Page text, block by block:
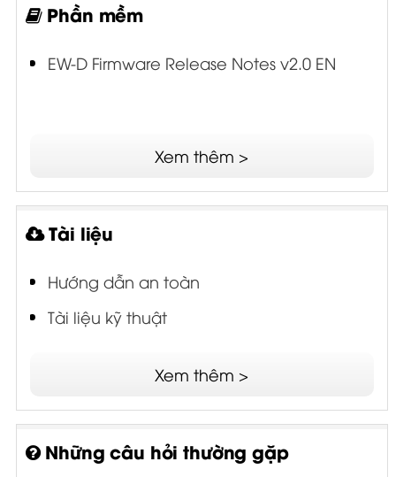
Phần mềm
EW-D Firmware Release Notes v2.0 EN
Xem thêm >
Tài liệu
Hướng dẫn an toàn
Tài liệu kỹ thuật
Xem thêm >
Những câu hỏi thường gặp